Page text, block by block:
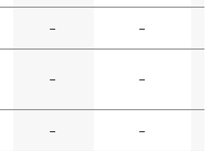
− −
− −
− −